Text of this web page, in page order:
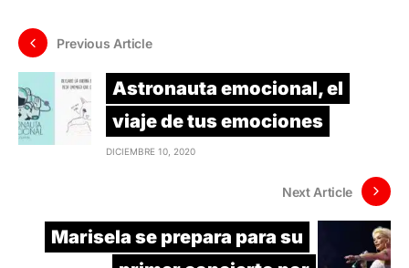
Previous Article
Astronauta emocional, el
viaje de tus emociones
DICIEMBRE 10, 2020
Next Article
Marisela se prepara para su